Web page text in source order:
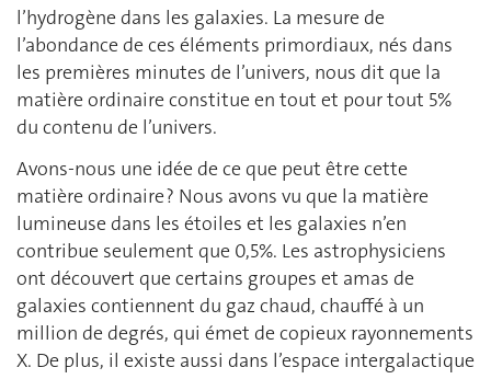
l’hydrogène dans les galaxies. La mesure de
l’abondance de ces éléments primordiaux, nés dans
les premières minutes de l’univers, nous dit que la
matière ordinaire constitue en tout et pour tout 5%
du contenu de l’univers.
Avons-nous une idée de ce que peut être cette
matière ordinaire ? Nous avons vu que la matière
lumineuse dans les étoiles et les galaxies n’en
contribue seulement que 0,5%. Les astrophysiciens
ont découvert que certains groupes et amas de
galaxies contiennent du gaz chaud, chauffé à un
million de degrés, qui émet de copieux rayonnements
X. De plus, il existe aussi dans l’espace intergalactique